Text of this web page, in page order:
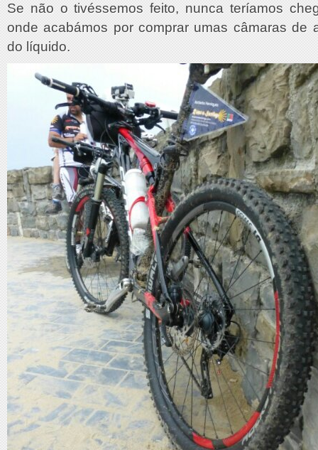
Se não o tivéssemos feito, nunca teríamos
onde acabámos por comprar umas câmaras de
do líquido.